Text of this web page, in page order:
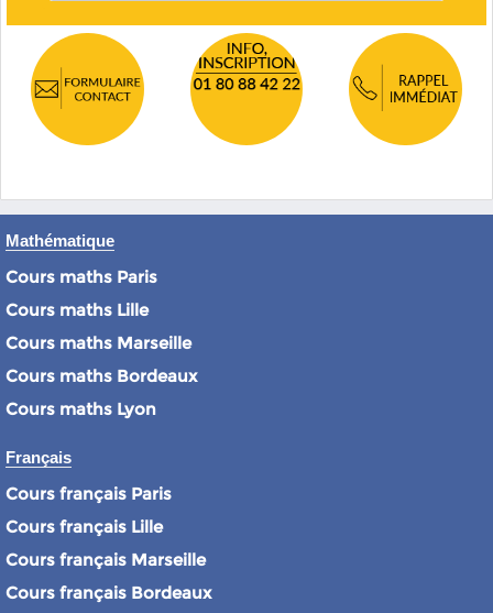
Mathématique
Cours maths Paris
Cours maths Lille
Cours maths Marseille
Cours maths Bordeaux
Cours maths Lyon
Français
Cours français Paris
Cours français Lille
Cours français Marseille
Cours français Bordeaux